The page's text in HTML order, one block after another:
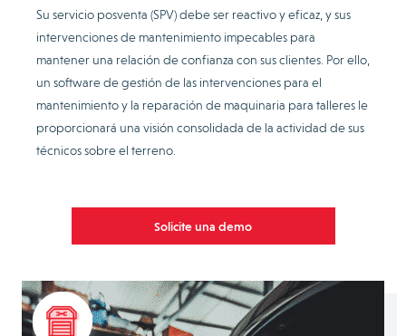
Su servicio posventa (SPV) debe ser reactivo y eficaz, y sus
intervenciones de mantenimiento impecables para
mantener una relación de confianza con sus clientes. Por ello,
un software de gestión de las intervenciones para el
mantenimiento y la reparación de maquinaria para talleres le
proporcionará una visión consolidada de la actividad de sus
técnicos sobre el terreno.
Solicite una demo